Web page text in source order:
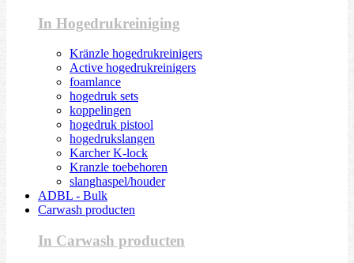
In Hogedrukreiniging
Kränzle hogedrukreinigers
Active hogedrukreinigers
foamlance
hogedruk sets
koppelingen
hogedruk pistool
hogedrukslangen
Karcher K-lock
Kranzle toebehoren
slanghaspel/houder
ADBL - Bulk
Carwash producten
In Carwash producten